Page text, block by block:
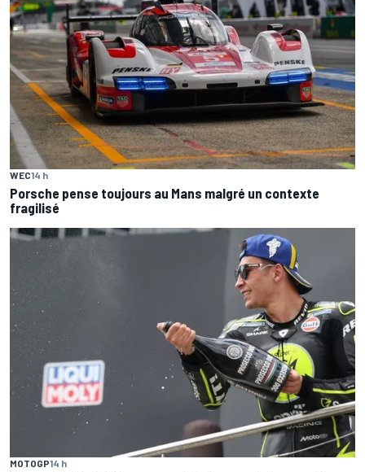
WEC14 h
Porsche pense toujours au Mans malgré un contexte
fragilisé
MOTOGP14 h